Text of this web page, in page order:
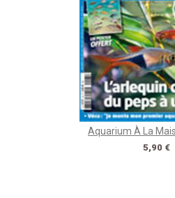
Aquarium À La
Prix
5,90 €